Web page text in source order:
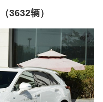
3632辆）